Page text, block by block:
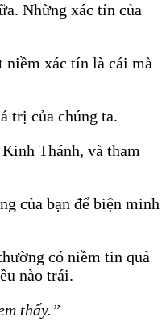
Những xác tín của
niềm xác tín là cái mà
trị của chúng ta.
Thánh, và tham
của bạn để biện minh
có niềm tin quả
nào trái.
thấy.”